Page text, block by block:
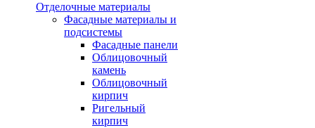
Отделочные материалы
Фасадные материалы и
подсистемы
Фасадные панели
Облицовочный
камень
Облицовочный
кирпич
Ригельный
кирпич